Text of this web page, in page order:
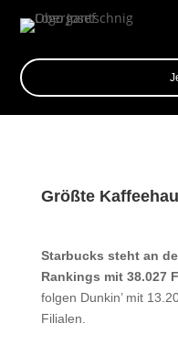
Größte
Starbucks steht an
Rankings mit 38.027
folgen Dunkin’ mit
Filialen.